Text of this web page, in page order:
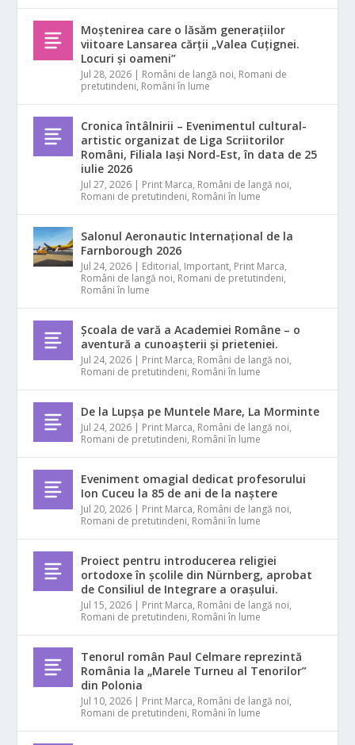
Moștenirea care o lăsăm generațiilor
viitoare Lansarea cărții „Valea Cuțignei.
Locuri și oameni”
Jul 28, 2026 | Români de langă noi, Romani de
pretutindeni, Români în lume
Cronica întâlnirii – Evenimentul cultural-
artistic organizat de Liga Scriitorilor
Români, Filiala Iași Nord-Est, în data de 25
iulie 2026
Jul 27, 2026 | Print Marca, Români de langă noi,
Romani de pretutindeni, Români în lume
Salonul Aeronautic Internațional de la
Farnborough 2026
Jul 24, 2026 | Editorial, Important, Print Marca,
Români de langă noi, Romani de pretutindeni,
Români în lume
Școala de vară a Academiei Române – o
aventură a cunoașterii și prieteniei.
Jul 24, 2026 | Print Marca, Români de langă noi,
Romani de pretutindeni, Români în lume
De la Lupșa pe Muntele Mare, La Morminte
Jul 24, 2026 | Print Marca, Români de langă noi,
Romani de pretutindeni, Români în lume
Eveniment omagial dedicat profesorului
Ion Cuceu la 85 de ani de la naștere
Jul 20, 2026 | Print Marca, Români de langă noi,
Romani de pretutindeni, Români în lume
Proiect pentru introducerea religiei
ortodoxe în școlile din Nürnberg, aprobat
de Consiliul de Integrare a orașului.
Jul 15, 2026 | Print Marca, Români de langă noi,
Romani de pretutindeni, Români în lume
Tenorul român Paul Celmare reprezintă
România la „Marele Turneu al Tenorilor”
din Polonia
Jul 10, 2026 | Print Marca, Români de langă noi,
Romani de pretutindeni, Români în lume